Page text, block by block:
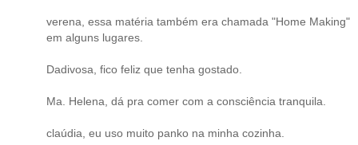
verena, essa matéria também era chamada "Home Making"
em alguns lugares.
Dadivosa, fico feliz que tenha gostado.
Ma. Helena, dá pra comer com a consciência tranquila.
claúdia, eu uso muito panko na minha cozinha.